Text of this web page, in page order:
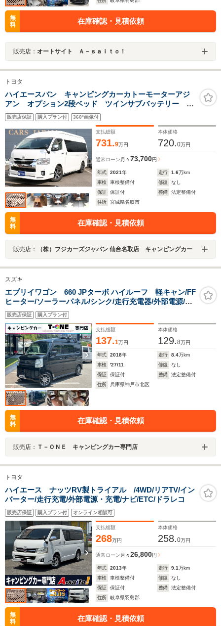
無
料
在庫確認・見積依頼
販売店： オートサイト Ａ－ｓａｉｔｏ！
トヨタ
ハイエースバン キャンピングカーカトーモーターアジ
アン オプション2段ベッド ツインサブバッテリー シ
ンク 走行充電 外部電源 リアフリップダウンモニタ
ー 4WD
販売店保証 購入プラン付 360°画像付
支払総額
731.9万円
本体価格
720.0万円
通常ローン 月々73,700円
年式 2021年 走行 1.6万km
車検
車検整備付 修復
なし
保証
保証付 整備
法定整備付
住所
宮城県名取市
無
料
在庫確認・見積依頼
販売店： （株）フジカーズジャパン 仙台名取店 キャンピングカー
スズキ
エブリイワゴン 660 JPターボ ハイルーフ 軽キャン/FF
ヒーター/ソーラーパネル/シンク/走行充電器/外部電源/サ
ブバッテリー/リアTV/BDレコーダー/ポータブル電源/網
戸/パワーウィンドウスイッチ/メモリーナビ/ETC/スズキ
先進装備/社外アルミホイール
販売店保証 購入プラン付
支払総額
137.1万円
本体価格
129.8万円
年式 2018年 走行 8.4万km
車検
'27/11 修復
なし
保証
保証付 整備
法定整備付
住所
兵庫県神戸市北区
無
料
在庫確認・見積依頼
販売店： Ｔ－ＯＮＥ キャンピングカー専門店
トヨタ
ハイエース ナッツRV製トライアル /4WD/リアTV/イン
バーター/走行充電/外部電源・充電/ナビ/ETC/ドラレコ
販売店保証 購入プラン付 オンライン相談可
支払総額
268万円
本体価格
258.0万円
通常ローン 月々26,800円
年式 2013年 走行 9.1万km
車検
車検整備付 修復
なし
保証
保証付 整備
法定整備付
住所
岐阜県羽島郡
無
料
在庫確認・見積依頼